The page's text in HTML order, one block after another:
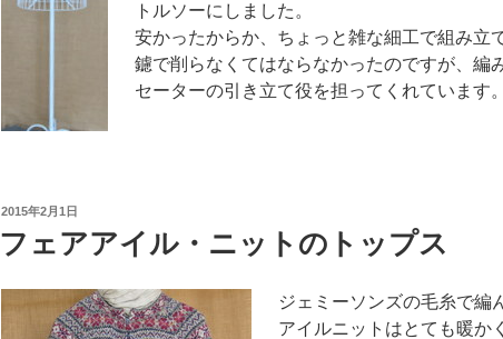
トルソーにしました。
安かったからか、ちょっと雑な細工で組み立
鑢で削らなくてはならなかったのですが、編
セーターの引き立て役を担ってくれています。
投
日:
2015年2月1日
フェアアイル・ニットのトップス
ジェミーソンズの毛糸で編
アイルニットはとても暖か